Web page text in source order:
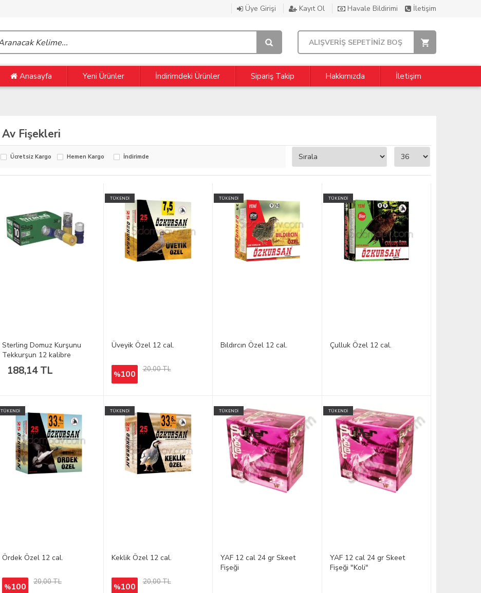
Üye Girişi Kayıt Ol Havale Bildirimi İletişim
ALIŞVERİŞ SEPETİNİZ BOŞ
Anasayfa Yeni Ürünler İndirimdeki Ürünler Sipariş Takip Hakkımızda İletişim
Av Fişekleri
Ücretsiz Kargo Hemen Kargo İndirimde
Sterling Domuz Kurşunu
Tekkurşun 12 kalibre
188,14 TL
TÜKENDİ
Üveyik Özel 12 cal.
%100 20,00 TL
TÜKENDİ
Bıldırcın Özel 12 cal.
TÜKENDİ
Çulluk Özel 12 cal.
TÜKENDİ
Ördek Özel 12 cal.
%100 20,00 TL
TÜKENDİ
Keklik Özel 12 cal.
%100 20,00 TL
TÜKENDİ
YAF 12 cal 24 gr Skeet
Fişeği
TÜKENDİ
YAF 12 cal 24 gr Skeet
Fişeği "Koli"